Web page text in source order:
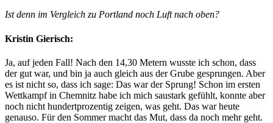
Ist denn im Vergleich zu Portland noch Luft nach oben?
Kristin Gierisch:
Ja, auf jeden Fall! Nach den 14,30 Metern wusste ich schon, dass
der gut war, und bin ja auch gleich aus der Grube gesprungen. Aber
es ist nicht so, dass ich sage: Das war der Sprung! Schon im ersten
Wettkampf in Chemnitz habe ich mich saustark gefühlt, konnte aber
noch nicht hundertprozentig zeigen, was geht. Das war heute
genauso. Für den Sommer macht das Mut, dass da noch mehr geht.